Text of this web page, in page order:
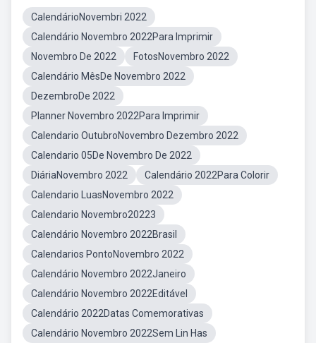
CalendárioNovembri 2022
Calendário Novembro 2022Para Imprimir
Novembro De 2022
FotosNovembro 2022
Calendário MêsDe Novembro 2022
DezembroDe 2022
Planner Novembro 2022Para Imprimir
Calendario OutubroNovembro Dezembro 2022
Calendario 05De Novembro De 2022
DiáriaNovembro 2022
Calendário 2022Para Colorir
Calendario LuasNovembro 2022
Calendario Novembro20223
Calendário Novembro 2022Brasil
Calendarios PontoNovembro 2022
Calendário Novembro 2022Janeiro
Calendário Novembro 2022Editável
Calendário 2022Datas Comemorativas
Calendário Novembro 2022Sem Lin Has